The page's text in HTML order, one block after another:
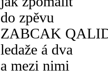
do zpěvu
ZABCAK
ledaže á dva
a mezi nimi